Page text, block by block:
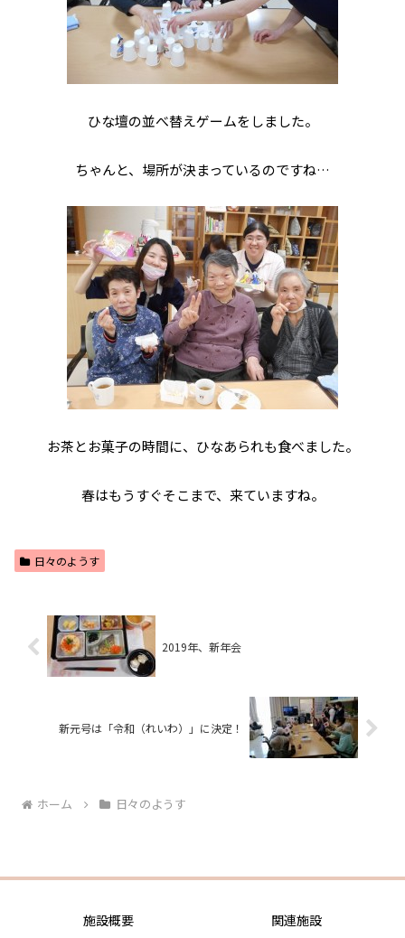
ひな壇の並べ替えゲームをしました。
ちゃんと、場所が決まっているのですね…
お茶とお菓子の時間に、ひなあられも食べました。
春はもうすぐそこまで、来ていますね。
日々のようす
2019年、新年会
新元号は「令和（れいわ）」に決定！
ホーム 日々のようす
施設概要
関連施設